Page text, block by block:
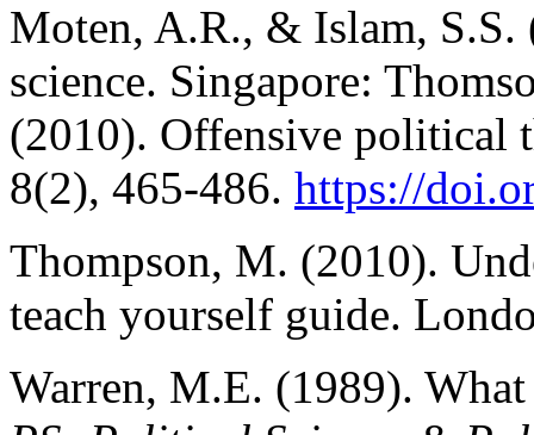
Moten, A.R., & Islam,
science. Singapore:
(2010). Offensive political
8(2), 465-486. https://doi.
Thompson, M. (2010).
teach yourself guide.
Warren, M.E. (1989).